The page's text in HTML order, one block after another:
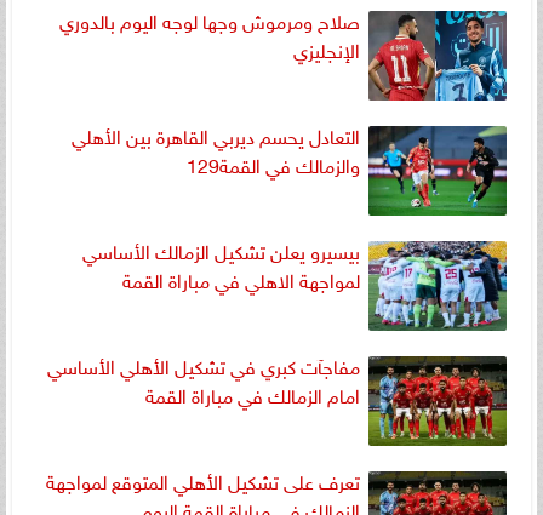
صلاح ومرموش وجها لوجه اليوم بالدوري
الإنجليزي
التعادل يحسم ديربي القاهرة بين الأهلي
والزمالك في القمة129
بيسيرو يعلن تشكيل الزمالك الأساسي
لمواجهة الاهلي في مباراة القمة
مفاجآت كبري في تشكيل الأهلي الأساسي
امام الزمالك في مباراة القمة
تعرف على تشكيل الأهلي المتوقع لمواجهة